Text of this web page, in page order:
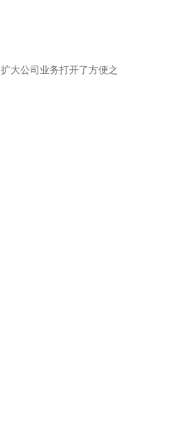
大公司业务打开了方便之